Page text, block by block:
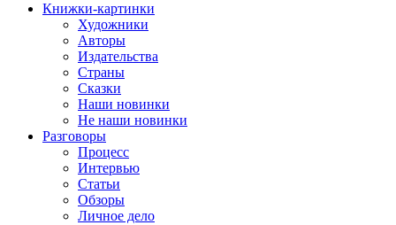
Книжки-картинки
Художники
Авторы
Издательства
Страны
Сказки
Наши новинки
Не наши новинки
Разговоры
Процесс
Интервью
Статьи
Обзоры
Личное дело